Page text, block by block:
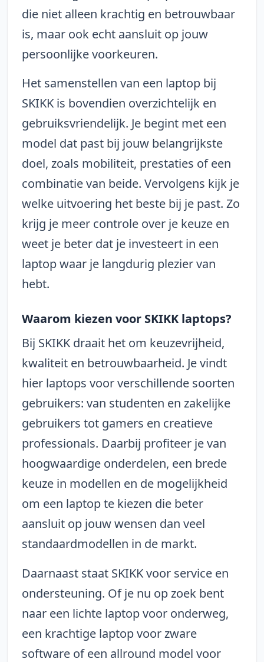
die niet alleen krachtig en betrouwbaar
is, maar ook echt aansluit op jouw
persoonlijke voorkeuren.
Het samenstellen van een laptop bij
SKIKK is bovendien overzichtelijk en
gebruiksvriendelijk. Je begint met een
model dat past bij jouw belangrijkste
doel, zoals mobiliteit, prestaties of een
combinatie van beide. Vervolgens kijk je
welke uitvoering het beste bij je past. Zo
krijg je meer controle over je keuze en
weet je beter dat je investeert in een
laptop waar je langdurig plezier van
hebt.
Waarom kiezen voor SKIKK laptops?
Bij SKIKK draait het om keuzevrijheid,
kwaliteit en betrouwbaarheid. Je vindt
hier laptops voor verschillende soorten
gebruikers: van studenten en zakelijke
gebruikers tot gamers en creatieve
professionals. Daarbij profiteer je van
hoogwaardige onderdelen, een brede
keuze in modellen en de mogelijkheid
om een laptop te kiezen die beter
aansluit op jouw wensen dan veel
standaardmodellen in de markt.
Daarnaast staat SKIKK voor service en
ondersteuning. Of je nu op zoek bent
naar een lichte laptop voor onderweg,
een krachtige laptop voor zware
software of een allround model voor